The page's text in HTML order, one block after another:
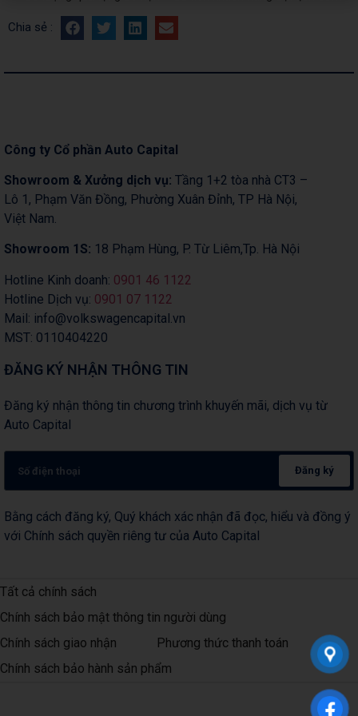
Chia sẻ :
Công ty Cổ phần Auto Capital
Showroom & Xưởng dịch vụ: Tầng 1+2 tòa nhà CT3 –
Lô 1, Phạm Văn Đồng, Phường Xuân Đỉnh, TP Hà Nội,
Việt Nam.
Showroom 1S: 18 Phạm Hùng, P. Từ Liêm,Tp. Hà Nội
Hotline Kinh doanh: 0901 46 1122
Hotline Dịch vụ: 0901 07 1122
Mail: info@volkswagencapital.vn
MST: 0110404220
ĐĂNG KÝ NHẬN THÔNG TIN
Đăng ký nhận thông tin chương trình khuyến mãi, dịch vụ từ
Auto Capital
Đăng ký
Bằng cách đăng ký, Quý khách xác nhận đã đọc, hiểu và đồng ý
với Chính sách quyền riêng tư của Auto Capital
Tất cả chính sách
Chính sách bảo mật thông tin người dùng
Chính sách giao nhận
Phương thức thanh toán
Chính sách bảo hành sản phẩm